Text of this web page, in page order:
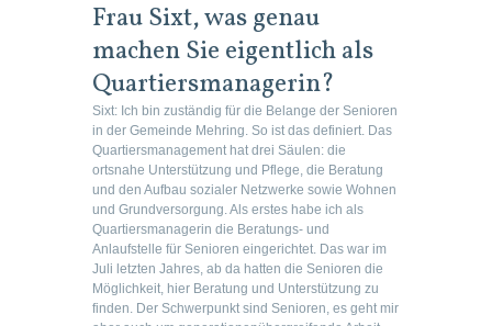
Frau Sixt, was genau
machen Sie eigentlich als
Quartiersmanagerin?
Sixt: Ich bin zuständig für die Belange der Senioren
in der Gemeinde Mehring. So ist das definiert. Das
Quartiersmanagement hat drei Säulen: die
ortsnahe Unterstützung und Pflege, die Beratung
und den Aufbau sozialer Netzwerke sowie Wohnen
und Grundversorgung. Als erstes habe ich als
Quartiersmanagerin die Beratungs- und
Anlaufstelle für Senioren eingerichtet. Das war im
Juli letzten Jahres, ab da hatten die Senioren die
Möglichkeit, hier Beratung und Unterstützung zu
finden. Der Schwerpunkt sind Senioren, es geht mir